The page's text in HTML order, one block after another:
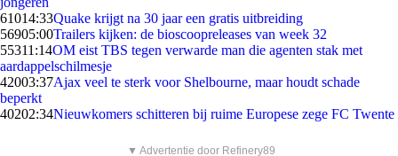
61014:33Quake krijgt na 30 jaar een gratis uitbreiding
56905:00Trailers kijken: de bioscoopreleases van week 32
55311:14OM eist TBS tegen verwarde man die agenten stak met
aardappelschilmesje
42003:37Ajax veel te sterk voor Shelbourne, maar houdt schade
beperkt
40202:34Nieuwkomers schitteren bij ruime Europese zege FC Twente
▼ Advertentie door Refinery89